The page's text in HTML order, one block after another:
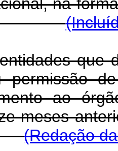
que
permissão
ao
meses
(Redação